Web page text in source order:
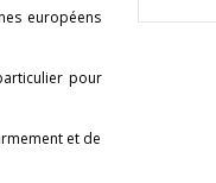
européens
pour
et de